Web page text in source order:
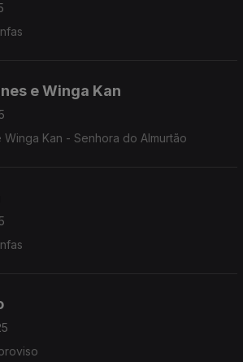
e Winga Kan
Kan - Senhora do Almurtão